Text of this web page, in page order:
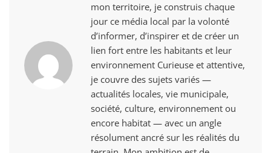
mon territoire, je construis chaque
jour ce média local par la volonté
d’informer, d’inspirer et de créer un
lien fort entre les habitants et leur
environnement Curieuse et attentive,
je couvre des sujets variés —
actualités locales, vie municipale,
société, culture, environnement ou
encore habitat — avec un angle
résolument ancré sur les réalités du